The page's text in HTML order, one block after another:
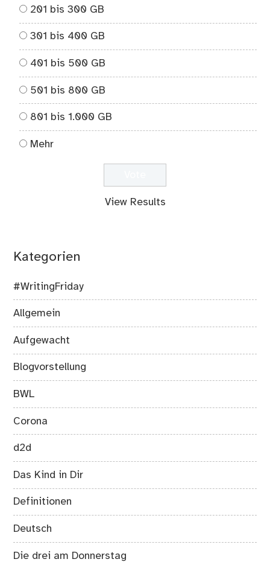
201 bis 300 GB
301 bis 400 GB
401 bis 500 GB
501 bis 800 GB
801 bis 1.000 GB
Mehr
View Results
Kategorien
#WritingFriday
Allgemein
Aufgewacht
Blogvorstellung
BWL
Corona
d2d
Das Kind in Dir
Definitionen
Deutsch
Die drei am Donnerstag